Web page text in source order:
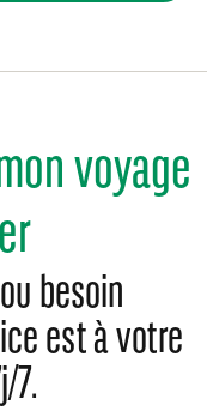
voyage
besoin
est à votre
7.